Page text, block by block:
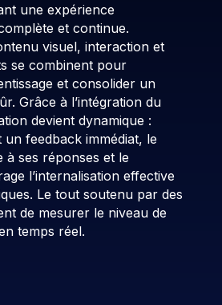
une expérience
et continue.
visuel, interaction et
se combinent pour
et consolider un
Grâce à l’intégration du
devient dynamique :
un feedback immédiat, le
à ses réponses et le
l’internalisation effective
Le tout soutenu par des
de mesurer le niveau de
temps réel.